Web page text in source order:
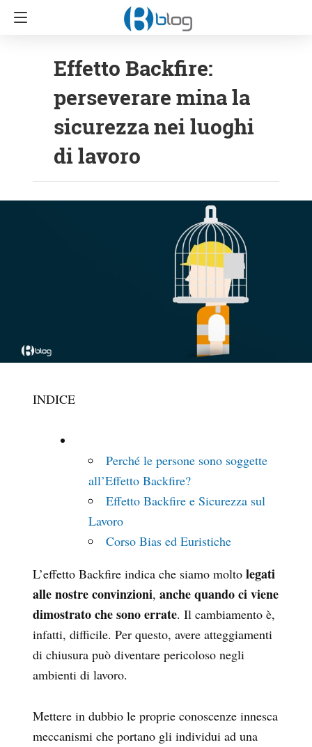
Effetto Backfire:
perseverare mina la
sicurezza nei luoghi
di lavoro
INDICE
Perché le persone sono soggette
all’Effetto Backfire?
Effetto Backfire e Sicurezza sul
Lavoro
Corso Bias ed Euristiche
L’effetto Backfire indica che siamo molto legati
alle nostre convinzioni, anche quando ci viene
dimostrato che sono errate. Il cambiamento è,
infatti, difficile. Per questo, avere atteggiamenti
di chiusura può diventare pericoloso negli
ambienti di lavoro.
Mettere in dubbio le proprie conoscenze innesca
meccanismi che portano gli individui ad una